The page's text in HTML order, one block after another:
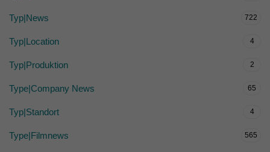
Typ|News 722
Typ|Location 4
Typ|Produktion 2
Type|Company News 65
Typ|Standort 4
Type|Filmnews 565